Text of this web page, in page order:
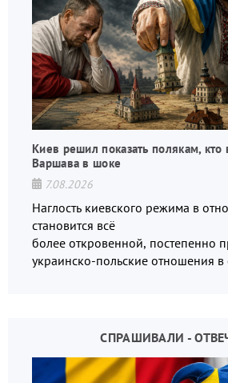
Киев решил показать полякам,
Варшава в шоке
7.08.2026
Наглость киевского режима в
становится всё
более откровенной, постепенно
украинско-польские отношения в
СПРАШИВАЛИ -